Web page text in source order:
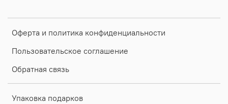
Оферта и политика конфиденциальности
Пользовательское соглашение
Обратная связь
Упаковка подарков